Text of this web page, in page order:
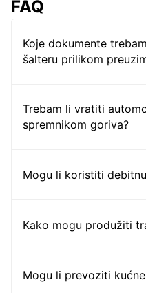
FAQ
Koje dokumente
šalteru prilikom
Trebam li vratiti
spremnikom goriva?
Mogu li koristiti
Kako mogu produžiti
Mogu li prevoziti